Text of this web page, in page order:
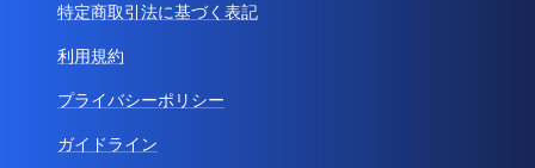
特定商取引法に基づく表記
利用規約
プライバシーポリシー
ガイドライン